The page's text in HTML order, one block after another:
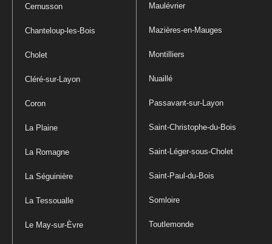
Cernusson
Chanteloup-les-Bois
Cholet
Cléré-sur-Layon
Coron
La Plaine
La Romagne
La Séguinière
La Tessoualle
Le May-sur-Èvre
Maulévrier
Mazières-en-Mauges
Montilliers
Nuaillé
Passavant-sur-Layon
Saint-Christophe-du-Bois
Saint-Léger-sous-Cholet
Saint-Paul-du-Bois
Somloire
Toutlemonde